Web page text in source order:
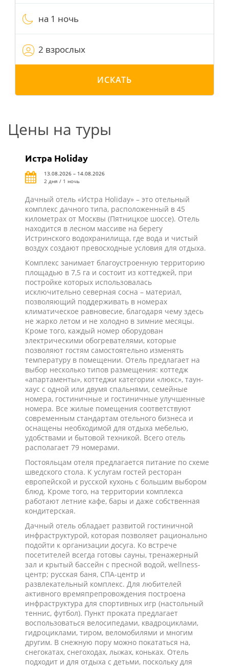
на 1 ночь
2 взрослых
ИСКАТЬ
Цены на туры
Истра Holiday
13.08.2026 – 14.08.2026
2 дня / 1 ночь
Дачный отель «Истра Holiday» – это отельный
комплекс дачного типа, расположенный в 45
километрах от Москвы (Пятницкое шоссе). Отель
находится в лесном массиве на берегу
Истринского водохранилища, где вода и чистый
воздух создают превосходные условия для отдыха.
Комплекс занимает благоустроенную территорию
площадью в 7,5 га и состоит из коттеджей, при
постройке которых использовалась
исключительно северная сосна – материал,
позволяющий поддерживать в номерах
климатическое равновесие, благодаря чему здесь
не жарко летом и не холодно в зимние месяцы.
Кроме того, каждый номер оборудован
электрическими обогревателями, которые
позволяют гостям самостоятельно изменять
температуру в помещении. Отель предлагает на
выбор несколько типов размещения: коттедж
«апартаменты», коттеджи категории «люкс», таун-
хаус с одной или двумя спальнями, семейные
номера, гостиничные и гостиничные улучшенные
номера. Все жилые помещения соответствуют
современным стандартам отельного бизнеса и
оснащены необходимой для отдыха мебелью,
удобствами и бытовой техникой. Всего отель
располагает 79 номерами.
Постояльцам отеля предлагается питание по схеме
шведского стола. К услугам гостей ресторан
европейской и русской кухонь с большим выбором
блюд. Кроме того, на территории комплекса
работают летние кафе, бары и даже собственная
кондитерская.
Дачный отель обладает развитой гостиничной
инфраструктурой, которая позволяет рационально
подойти к организации досуга. Ко встрече
посетителей всегда готовы сауны, тренажерный
зал и крытый бассейн с пресной водой, wellness-
центр; русская баня, СПА-центр и
развлекательный комплекс. Для любителей
активного времяпрепровождения построена
инфраструктура для спортивных игр (настольный
теннис, футбол). Пункт проката предлагает
воспользоваться велосипедами, квадроциклами,
гидроциклами, тиром, веломобилями и многим
другим. В снежную пору можно покататься на,
снегокатах, снегоходах, лыжах, коньках. Отель
подходит и для отдыха с детьми, поскольку для